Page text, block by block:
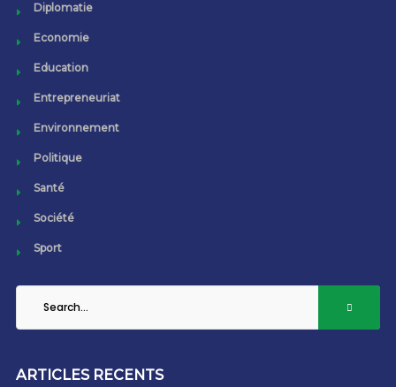
Diplomatie
Economie
Education
Entrepreneuriat
Environnement
Politique
Santé
Société
Sport
ARTICLES RECENTS